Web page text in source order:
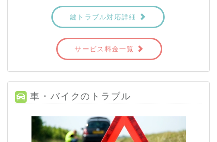
鍵トラブル対応詳細
サービス料金一覧
車・バイクのトラブル